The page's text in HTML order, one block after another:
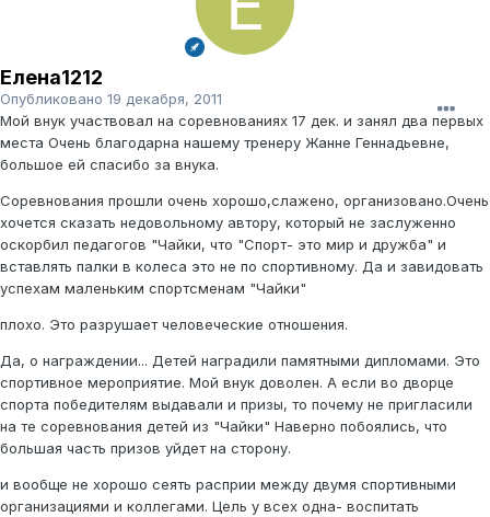
Елена1212
Опубликовано 19 декабря, 2011
Мой внук участвовал на соревнованиях 17 дек. и занял два первых
места Очень благодарна нашему тренеру Жанне Геннадьевне,
большое ей спасибо за внука.
Соревнования прошли очень хорошо,слажено, организовано.Очень
хочется сказать недовольному автору, который не заслуженно
оскорбил педагогов "Чайки, что "Спорт- это мир и дружба" и
вставлять палки в колеса это не по спортивному. Да и завидовать
успехам маленьким спортсменам "Чайки"
плохо. Это разрушает человеческие отношения.
Да, о награждении... Детей наградили памятными дипломами. Это
спортивное мероприятие. Мой внук доволен. А если во дворце
спорта победителям выдавали и призы, то почему не пригласили
на те соревнования детей из "Чайки" Наверно побоялись, что
большая часть призов уйдет на сторону.
и вообще не хорошо сеять расприи между двумя спортивными
организациями и коллегами. Цель у всех одна- воспитать